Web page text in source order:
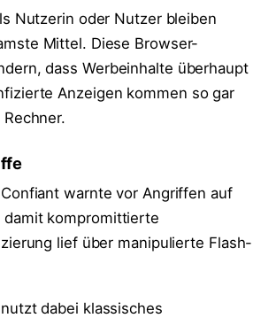
Nutzerin oder Nutzer bleiben
Mittel. Diese Browser-
dass Werbeinhalte überhaupt
Anzeigen kommen so gar
warnte vor Angriffen auf
damit kompromittierte
lief über manipulierte Flash-
dabei klassisches